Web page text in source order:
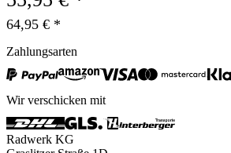
64,95 € *
Zahlungsarten
Wir verschicken mit
Radwerk KG